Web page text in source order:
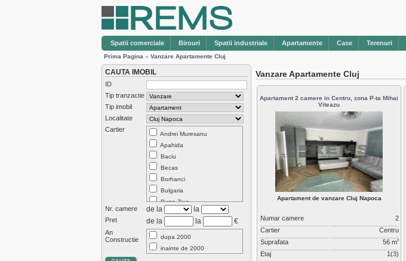
Spatii comerciale Birouri Spatii industriale Apartamente Case Terenuri
Prima Pagina » Vanzare Apartamente Cluj
CAUTA IMOBIL
ID
Tip tranzactie
Tip imobil
Localitate
Cartier
Andrei Muresanu
Apahida
Baciu
Becas
Borhanci
Bulgaria
Buna Ziua
Centru
Chinteni
Dambul Rotund
Europa
Nr. camere de la la
Pret de la la €
An
Constructie
dupa 2000
inainte de 2000
Vanzare Apartamente Cluj
Apartament 2 camere in Centru, zona P-ta Mihai
Viteazu
Apartament de vanzare Cluj Napoca
Numar camere
2
Cartier
Centru
Suprafata
56 m2
Etaj
1(3)